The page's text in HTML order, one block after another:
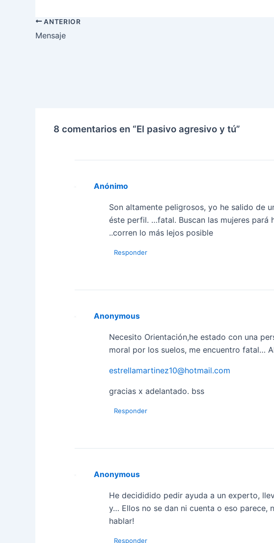
ANTERIOR
Mensaje
8 comentarios en “El pasivo agresivo y tú”
Anónimo
Son altamente peligrosos, yo he salido de
éste perfil. …fatal. Buscan las mujeres pará
..corren lo más lejos posible
Responder
Anonymous
Necesito Orientación,he estado con una
moral por los suelos, me encuentro fatal…
estrellamartinez10@hotmail.com
gracias x adelantado. bss
Responder
Anonymous
He decididido pedir ayuda a un experto,
y… Ellos no se dan ni cuenta o eso parece,
hablar!
Responder